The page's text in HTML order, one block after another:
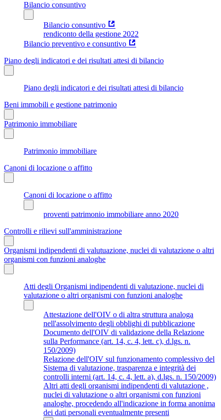
Bilancio consuntivo
Bilancio consuntivo
rendiconto della gestione 2022
Bilancio preventivo e consuntivo
Piano degli indicatori e dei risultati attesi di bilancio
Piano degli indicatori e dei risultati attesi di bilancio
Beni immobili e gestione patrimonio
Patrimonio immobiliare
Patrimonio immobiliare
Canoni di locazione o affitto
Canoni di locazione o affitto
proventi patrimonio immobiliare anno 2020
Controlli e rilievi sull'amministrazione
Organismi indipendenti di valutuazione, nuclei di valutazione o altri
organismi con funzioni analoghe
Atti degli Organismi indipendenti di valutazione, nuclei di
valutazione o altri organismi con funzioni analoghe
Attestazione dell'OIV o di altra struttura analoga
nell'assolvimento degli obblighi di pubblicazione
Documento dell'OIV di validazione della Relazione
sulla Performance (art. 14, c. 4, lett. c), d.lgs. n.
150/2009)
Relazione dell'OIV sul funzionamento complessivo del
Sistema di valutazione, trasparenza e integrità dei
controlli interni (art. 14, c. 4, lett. a), d.lgs. n. 150/2009)
Altri atti degli organismi indipendenti di valutazione ,
nuclei di valutazione o altri organismi con funzioni
analoghe, procedendo all'indicazione in forma anonima
dei dati personali eventualmente presenti